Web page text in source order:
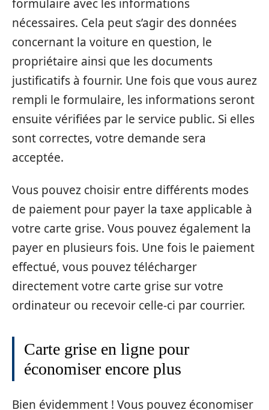
formulaire avec les informations
nécessaires. Cela peut s’agir des données
concernant la voiture en question, le
propriétaire ainsi que les documents
justificatifs à fournir. Une fois que vous aurez
rempli le formulaire, les informations seront
ensuite vérifiées par le service public. Si elles
sont correctes, votre demande sera
acceptée.
Vous pouvez choisir entre différents modes
de paiement pour payer la taxe applicable à
votre carte grise. Vous pouvez également la
payer en plusieurs fois. Une fois le paiement
effectué, vous pouvez télécharger
directement votre carte grise sur votre
ordinateur ou recevoir celle-ci par courrier.
Carte grise en ligne pour
économiser encore plus
Bien évidemment ! Vous pouvez économiser